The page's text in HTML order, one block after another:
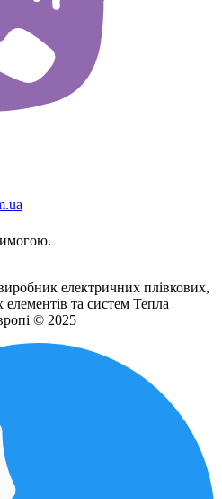
електричних плівкових,
та систем Тепла
© 2025